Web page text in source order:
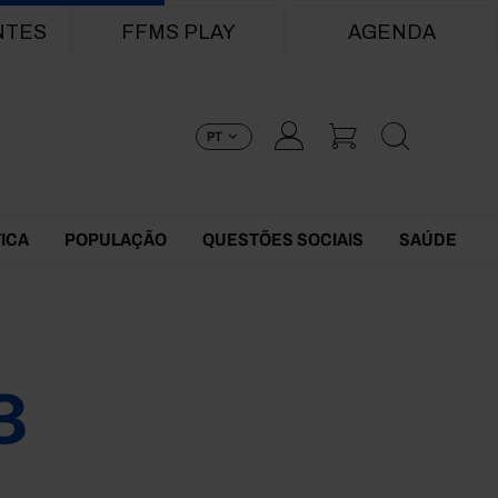
FFMS PLAY AGENDA
PT
POPULAÇÃO QUESTÕES SOCIAIS SAÚDE